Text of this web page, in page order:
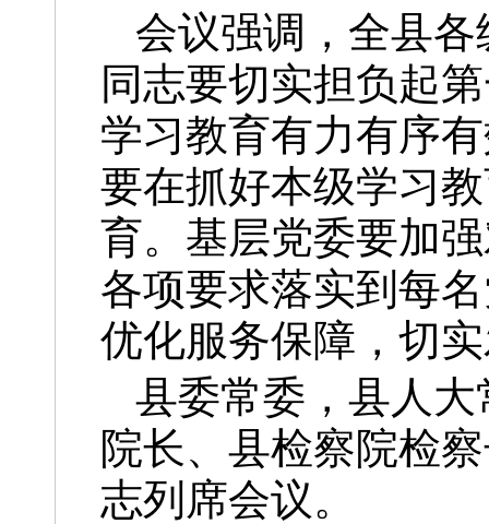
会议强调，全县
同志要切实担负起
学习教育有力有序
要在抓好本级学习
育。基层党委要加
各项要求落实到每
优化服务保障，切
县委常委，县人
院长、县检察院检
志列席会议。